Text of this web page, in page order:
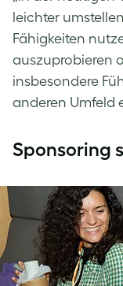
leichter
Fähigkeiten
auszuprobieren
insbesondere
anderen Umfeld
Sponsoring